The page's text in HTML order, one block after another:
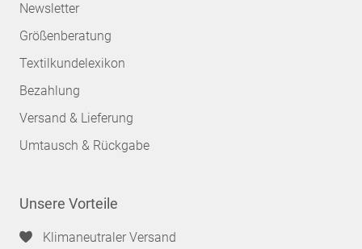
Newsletter
Größenberatung
Textilkundelexikon
Bezahlung
Versand & Lieferung
Umtausch & Rückgabe
Unsere Vorteile
Klimaneutraler Versand